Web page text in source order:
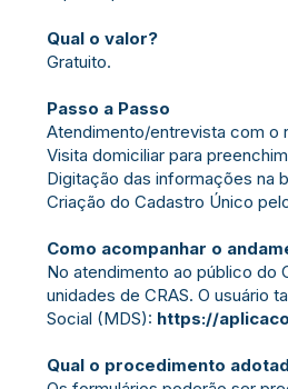
Qual o valor?
Gratuito.
Passo a Passo
Atendimento/entrevista com o
Visita domiciliar para
Digitação das informações na
Criação do Cadastro Único
Como acompanhar o
No atendimento ao público do
unidades de CRAS. O usuário
Social (MDS): https://
Qual o procedimento